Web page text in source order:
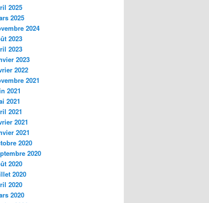
2025
2025
2024
2023
2023
2023
2022
2021
2021
2021
2021
2021
2021
2020
2020
2020
2020
2020
2020